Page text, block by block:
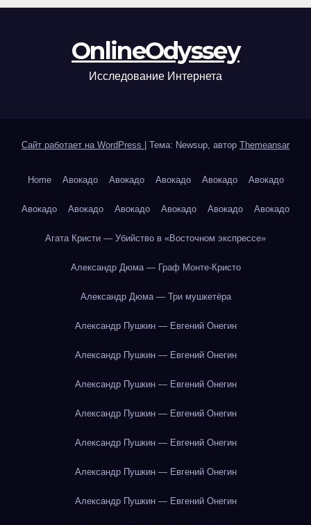
OnlineOdyssey
Исследование Интернета
Сайт работает на WordPress Тема: Newsup, автор Themeansar
Home Авокадо Авокадо Авокадо Авокадо Авокадо
Авокадо Авокадо Авокадо Авокадо Авокадо Авокадо
Агата Кристи — Убийство в «Восточном экспрессе»
Александр Дюма — Граф Монте-Кристо
Александр Дюма — Три мушкетёра
Александр Пушкин — Евгений Онегин
Александр Пушкин — Евгений Онегин
Александр Пушкин — Евгений Онегин
Александр Пушкин — Евгений Онегин
Александр Пушкин — Евгений Онегин
Александр Пушкин — Евгений Онегин
Александр Пушкин — Евгений Онегин